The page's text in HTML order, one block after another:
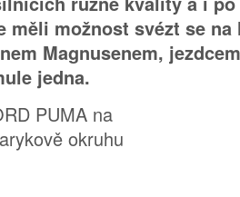
měli možnost svézt se na
Magnusenem,
jedna.